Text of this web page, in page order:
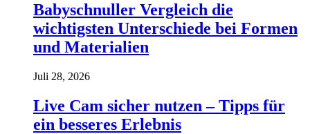
Babyschnuller Vergleich die
wichtigsten Unterschiede bei Formen
und Materialien
Juli 28, 2026
Live Cam sicher nutzen – Tipps für
ein besseres Erlebnis